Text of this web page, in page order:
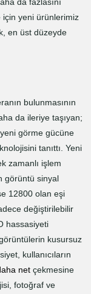
için yeni ürünlerimiz
en üst düzeyde
bulunmasının
da ileriye taşıyan;
görme gücüne
tanıttı. Yeni
zamanlı işlem
görüntü sinyal
12800 olan eşi
değiştirilebilir
hassasiyeti
kusursuz
kullanıcıların
net çekmesine
fotoğraf ve